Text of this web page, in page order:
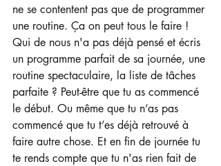
ne se contentent pas que de programmer
une routine. Ça on peut tous le faire !
Qui de nous n'a pas déjà pensé et écris
un programme parfait de sa journée, une
routine spectaculaire, la liste de tâches
parfaite ? Peut-être que tu as commencé
le début. Ou même que tu n’as pas
commencé que tu t’es déjà retrouvé à
faire autre chose. Et en fin de journée tu
te rends compte que tu n'as rien fait de